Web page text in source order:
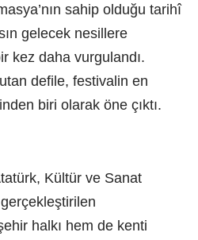
sahip olduğu tarihî
gelecek nesillere
kez daha vurgulandı.
defile, festivalin en
biri olarak öne çıktı.
Kültür ve Sanat
halkı hem de kenti